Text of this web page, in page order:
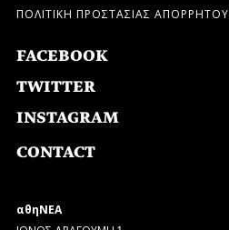
ΠΟΛΙΤΙΚΗ ΠΡΟΣΤΑΣΙΑΣ ΑΠΟΡΡΗΤΟΥ
FACEBOOK
TWITTER
INSTAGRAM
CONTACT
αθηΝΕΑ